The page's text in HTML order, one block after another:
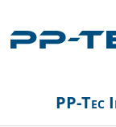
PP-Tec